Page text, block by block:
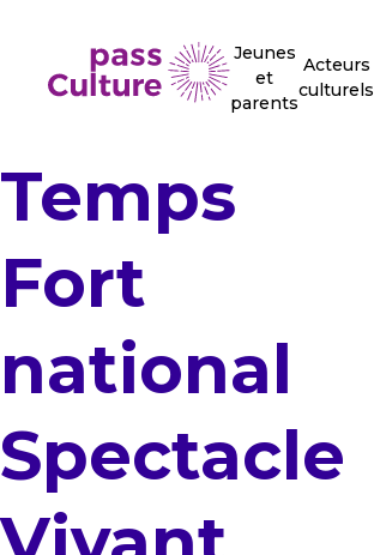
Jeunes
et
parents
Acteurs
culturels
Temps
Fort
national
Spectacle